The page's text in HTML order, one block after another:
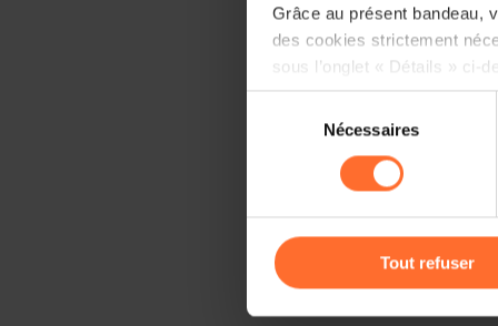
Grâce au présent bandeau,
des cookies strictement
sous l’onglet « Détails » ci-
Il est précisé que la
sociaux, sauvegarde des
cas de refus de tous les
gauche de chaque page.
consentement
Nécessaires
Tout refuser